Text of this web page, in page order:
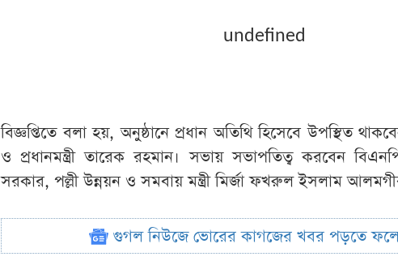
undefined
বিজ্ঞপ্তিতে বলা হয়, অনুষ্ঠানে প্রধান অতিথি হিসেবে উপস্থিত
ও প্রধানমন্ত্রী তারেক রহমান। সভায় সভাপতিত্ব করবেন
সরকার, পল্লী উন্নয়ন ও সমবায় মন্ত্রী মির্জা ফখরুল ইসলাম
গুগল নিউজে ভোরের কাগজের খবর পড়তে